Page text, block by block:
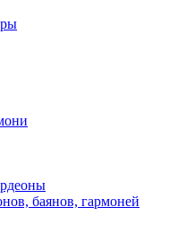
баянов, гармоней